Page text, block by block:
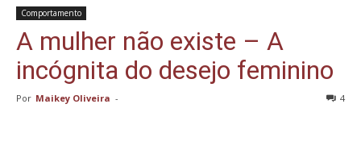
Comportamento
A mulher não existe – A
incógnita do desejo feminino
Por Maikey Oliveira - 4